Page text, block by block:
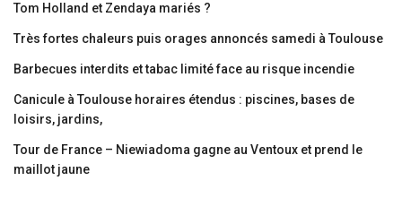
Tom Holland et Zendaya mariés ?
Très fortes chaleurs puis orages annoncés samedi à Toulouse
Barbecues interdits et tabac limité face au risque incendie
Canicule à Toulouse horaires étendus : piscines, bases de
loisirs, jardins,
Tour de France – Niewiadoma gagne au Ventoux et prend le
maillot jaune